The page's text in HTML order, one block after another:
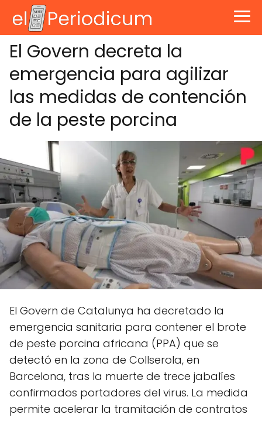
El Govern decreta la
emergencia para agilizar
las medidas de contención
de la peste porcina
El Govern de Catalunya ha decretado la
emergencia sanitaria para contener el brote
de peste porcina africana (PPA) que se
detectó en la zona de Collserola, en
Barcelona, tras la muerte de trece jabalíes
confirmados portadores del virus. La medida
permite acelerar la tramitación de contratos